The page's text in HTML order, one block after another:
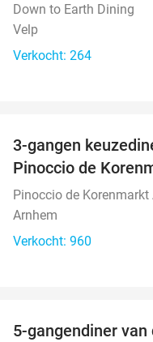
Down to Earth Dining
Velp
Verkocht: 264
3-gangen
Pinoccio de
Pinoccio de Korenmarkt
Arnhem
Verkocht: 960
5-gangendiner